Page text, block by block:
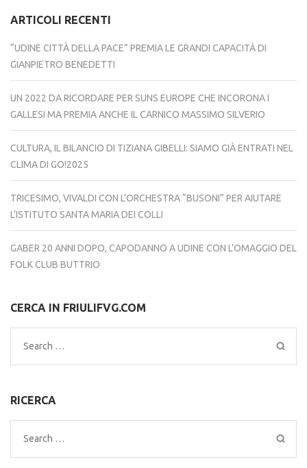
ARTICOLI RECENTI
“UDINE CITTÀ DELLA PACE” PREMIA LE GRANDI CAPACITÀ DI
GIANPIETRO BENEDETTI
UN 2022 DA RICORDARE PER SUNS EUROPE CHE INCORONA I
GALLESI MA PREMIA ANCHE IL CARNICO MASSIMO SILVERIO
CULTURA, IL BILANCIO DI TIZIANA GIBELLI: SIAMO GIÀ ENTRATI NEL
CLIMA DI GO!2025
TRICESIMO, VIVALDI CON L’ORCHESTRA “BUSONI” PER AIUTARE
L’ISTITUTO SANTA MARIA DEI COLLI
GABER 20 ANNI DOPO, CAPODANNO A UDINE CON L’OMAGGIO DEL
FOLK CLUB BUTTRIO
CERCA IN FRIULIFVG.COM
Search
for:
RICERCA
Search
for: